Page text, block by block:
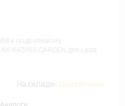
На складе: Достаточно